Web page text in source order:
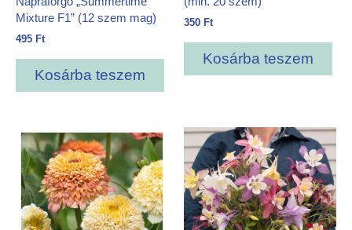
Mixture F1” (12 szem mag)
495 Ft
Kosárba teszem
350 Ft
Kosárba teszem